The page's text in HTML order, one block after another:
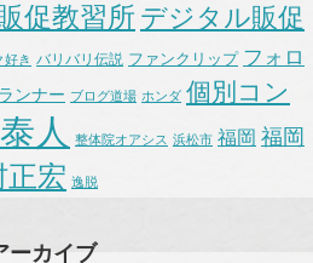
促教習所 デジタル販促
好き バリバリ伝説 ファンクリップ フォロ
ンナー ブログ道場 ホンダ 個別コン
人 整体院オアシス 浜松市 福岡 福岡
正宏 逸脱
ーカイブ